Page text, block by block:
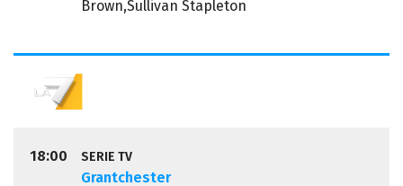
Brown,Sullivan Stapleton
18:00 SERIE TV
Grantchester